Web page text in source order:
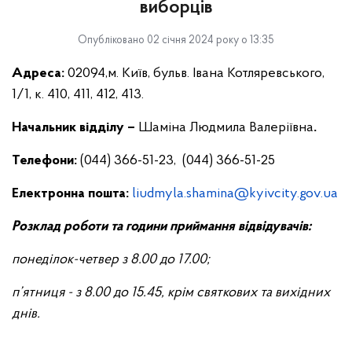
виборців
Опубліковано 02 січня 2024 року о 13:35
Адреса: 02094,м. Київ, бульв. Івана Котляревського,
1/1, к. 410, 411, 412, 413.
Начальник відділу – Шаміна Людмила Валеріївна.
Телефони: (044) 366-51-23, (044) 366-51-25
Електронна пошта: liudmyla.shamina@kyivcity.gov.ua
Розклад роботи та години приймання відвідувачів:
понеділок-четвер з 8.00 до 17.00;
п’ятниця - з 8.00 до 15.45, крім святкових та вихідних
днів.